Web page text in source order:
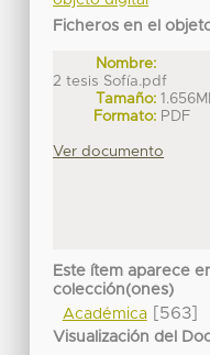
Ficheros en el
Nombre:
2 tesis Sofía.pdf
Tamaño:
Formato: PDF
Ver documento
Este ítem aparece
colección(ones)
Académica[563]
Visualización del